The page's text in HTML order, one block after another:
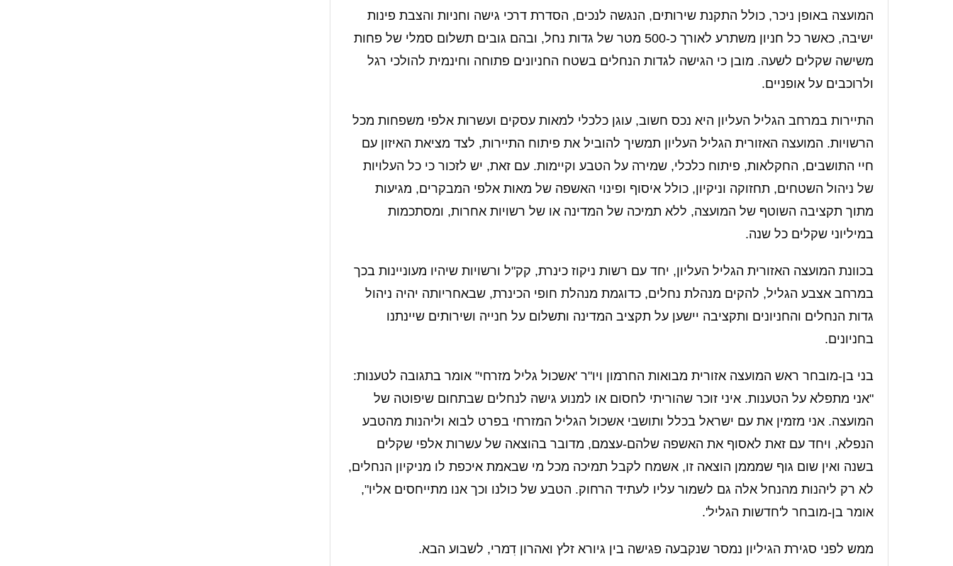
המועצה באופן ניכר, כולל התקנת שירותים, הנגשה לנכים, הסדרת דרכי גישה וחניות והצבת פינות
ישיבה, כאשר כל חניון משתרע לאורך כ-500 מטר של גדות נחל, ובהם גובים תשלום סמלי של פחות
משישה שקלים לשעה. מובן כי הגישה לגדות הנחלים בשטח החניונים פתוחה וחינמית להולכי רגל
ולרוכבים על אופניים.
התיירות במרחב הגליל העליון היא נכס חשוב, עוגן כלכלי למאות עסקים ועשרות אלפי משפחות מכל
הרשויות. המועצה האזורית הגליל העליון תמשיך להוביל את פיתוח התיירות, לצד מציאת האיזון עם
חיי התושבים, החקלאות, פיתוח כלכלי, שמירה על הטבע וקיימות. עם זאת, יש לזכור כי כל העלויות
של ניהול השטחים, תחזוקה וניקיון, כולל איסוף ופינוי האשפה של מאות אלפי המבקרים, מגיעות
מתוך תקציבה השוטף של המועצה, ללא תמיכה של המדינה או של רשויות אחרות, ומסתכמות
במיליוני שקלים כל שנה.
בכוונת המועצה האזורית הגליל העליון, יחד עם רשות ניקוז כינרת, קק"ל ורשויות שיהיו מעוניינות בכך
במרחב אצבע הגליל, להקים מנהלת נחלים, כדוגמת מנהלת חופי הכינרת, שבאחריותה יהיה ניהול
גדות הנחלים והחניונים ותקציבה יישען על תקציב המדינה ותשלום על חנייה ושירותים שיינתנו
בחניונים.
בני בן-מובחר ראש המועצה אזורית מבואות החרמון ויו"ר 'אשכול גליל מזרחי" אומר בתגובה לטענות:
"אני מתפלא על הטענות. איני זוכר שהוריתי לחסום או למנוע גישה לנחלים שבתחום שיפוטה של
המועצה. אני מזמין את עם ישראל בכלל ותושבי אשכול הגליל המזרחי בפרט לבוא וליהנות מהטבע
הנפלא, ויחד עם זאת לאסוף את האשפה שלהם-עצמם, מדובר בהוצאה של עשרות אלפי שקלים
בשנה ואין שום גוף שמממן הוצאה זו, אשמח לקבל תמיכה מכל מי שבאמת איכפת לו מניקיון הנחלים,
לא רק ליהנות מהנחל אלה גם לשמור עליו לעתיד הרחוק. הטבע של כולנו וכך אנו מתייחסים אליו",
אומר בן-מובחר ל'חדשות הגליל'.
ממש לפני סגירת הגיליון נמסר שנקבעה פגישה בין גיורא זלץ ואהרון דִמרי, לשבוע הבא.